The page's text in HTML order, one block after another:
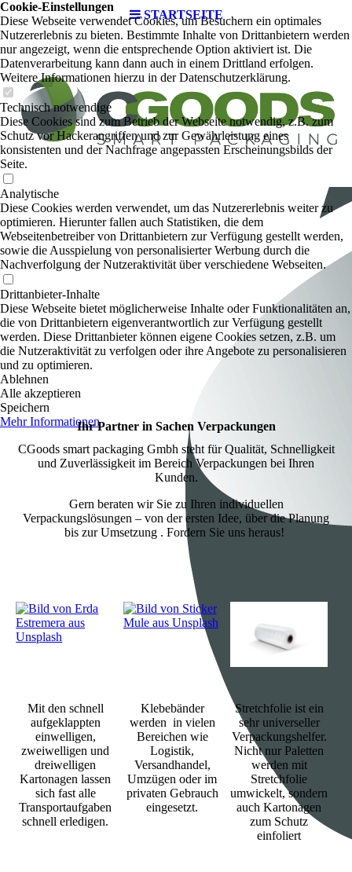
STARTSEITE
Ihr Partner in Sachen Verpackungen
CGoods smart packaging Gmbh steht für Qualität, Schnelligkeit
und Zuverlässigkeit im Bereich Verpackungen bei Ihren
Kunden.
Gern beraten wir Sie zu Ihren individuellen
Verpackungslösungen – von der ersten Idee, über die Planung
bis zur Umsetzung . Fordern Sie uns heraus!
Mit den schnell
aufgeklappten
einwelligen,
zweiwelligen und
dreiwelligen
Kartonagen lassen
sich fast alle
Transportaufgaben
schnell erledigen.
Klebebänder
werden in vielen
Bereichen wie
Logistik,
Versandhandel,
Umzügen oder im
privaten Gebrauch
eingesetzt.
Stretchfolie ist ein
sehr universeller
Verpackungshelfer.
Nicht nur Paletten
werden mit
Stretchfolie
umwickelt, sondern
auch Kartonagen
zum Schutz
einfoliert
Cookie-Einstellungen
Diese Webseite verwendet Cookies, um Besuchern ein optimales
Nutzererlebnis zu bieten. Bestimmte Inhalte von Drittanbietern werden
nur angezeigt, wenn die entsprechende Option aktiviert ist. Die
Datenverarbeitung kann dann auch in einem Drittland erfolgen.
Weitere Informationen hierzu in der Datenschutzerklärung.
Technisch notwendige
Diese Cookies sind zum Betrieb der Webseite notwendig, z.B. zum
Schutz vor Hackerangriffen und zur Gewährleistung eines
konsistenten und der Nachfrage angepassten Erscheinungsbilds der
Seite.
Analytische
Diese Cookies werden verwendet, um das Nutzererlebnis weiter zu
optimieren. Hierunter fallen auch Statistiken, die dem
Webseitenbetreiber von Drittanbietern zur Verfügung gestellt werden,
sowie die Ausspielung von personalisierter Werbung durch die
Nachverfolgung der Nutzeraktivität über verschiedene Webseiten.
Drittanbieter-Inhalte
Diese Webseite bietet möglicherweise Inhalte oder Funktionalitäten an,
die von Drittanbietern eigenverantwortlich zur Verfügung gestellt
werden. Diese Drittanbieter können eigene Cookies setzen, z.B. um
die Nutzeraktivität zu verfolgen oder ihre Angebote zu personalisieren
und zu optimieren.
Ablehnen
Alle akzeptieren
Speichern
Mehr Informationen